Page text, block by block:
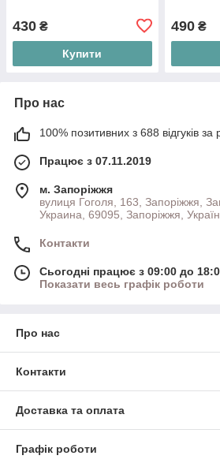
430 ₴
Купити
490₴
Про нас
100% позитивних з 688 відгуків за
Працює з 07.11.2019
м. Запоріжжя
вулиця Гоголя, 163, Запоріжжя,
Украина, 69095, Запоріжжя,
Контакти
Сьогодні працює з 09:00 до
Показати весь графік роботи
Про нас
Контакти
Доставка та оплата
Графік роботи